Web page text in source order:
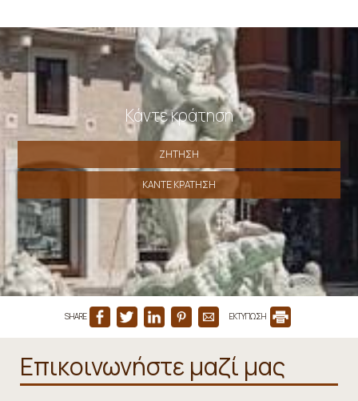
Κάντε κράτηση
ΖΉΤΗΣΗ
ΚΆΝΤΕ ΚΡΆΤΗΣΗ
SHARE ΕΚΤΥΠΩΣΗ
Επικοινωνήστε μαζί μας